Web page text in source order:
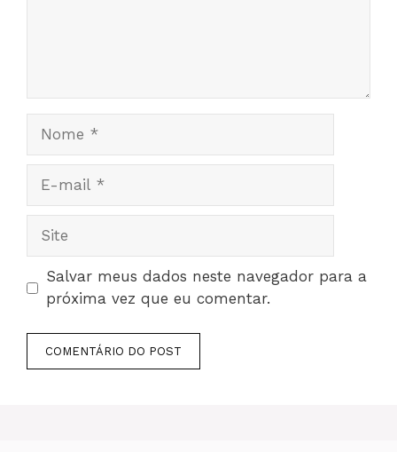
Site
Salvar meus dados neste navegador para a
próxima vez que eu comentar.